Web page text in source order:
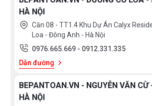
HÀ NỘI
Căn 08 - TT1.4 Khu Dự Án Calyx
Loa - Đông Anh - Hà Nội
0976.665.669 - 0912.331.335
Dẫn đường
BEPANTOAN.VN - NGUYỄN VĂN CỪ
HÀ NỘI